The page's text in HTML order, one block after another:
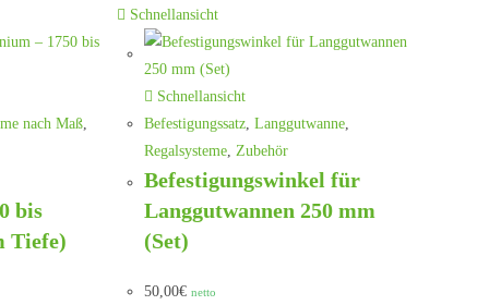
nach Maß,
bis
Tiefe)
Schnellansicht
Schnellansicht
Befestigungssatz, Langgutwanne,
Regalsysteme, Zubehör
Befestigungswinkel für
Langgutwannen 250 mm
(Set)
50,00€ netto